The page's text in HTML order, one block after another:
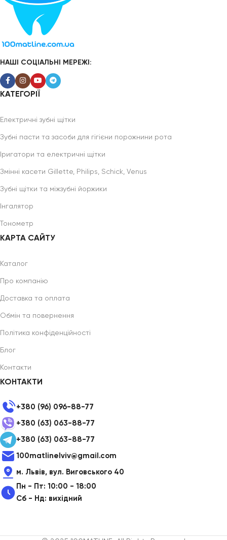
НАШІ СОЦІАЛЬНІ МЕРЕЖІ:
КАТЕГОРІЇ
Електричні зубні щітки
Зубні пасти та засоби для гігієни порожнини рота
Іригатори та електричні щітки
Змінні касети Gillette, Philips, Schick, Venus
Зубні щітки та міжзубні йоржики
Інгалятор
Тонометр
КАРТА САЙТУ
Каталог
Про компанію
Доставка та оплата
Обмін та повернення
Політика конфіденційності
Блог
Контакти
КОНТАКТИ
+380 (96) 096-88-77
+380 (63) 063-88-77
+380 (63) 063-88-77
100matlinelviv@gmail.com
м. Львів, вул. Виговського 40
Пн - Пт: 10:00 - 18:00
Сб - Нд: вихідний